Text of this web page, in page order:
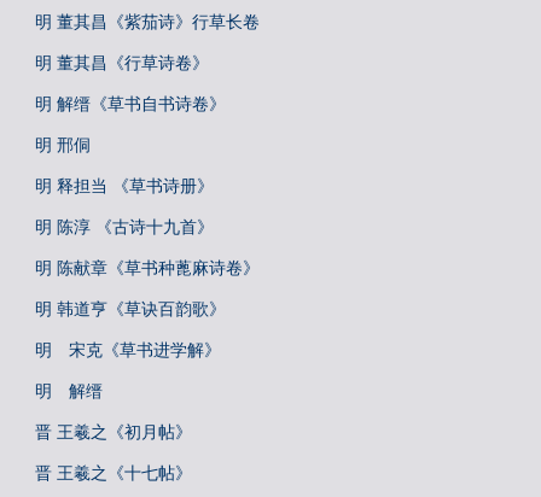
明 董其昌《紫茄诗》行草长卷
明 董其昌《行草诗卷》
明 解缙《草书自书诗卷》
明 邢侗
明 释担当 《草书诗册》
明 陈淳 《古诗十九首》
明 陈献章《草书种蓖麻诗卷》
明 韩道亨《草诀百韵歌》
明 宋克《草书进学解》
明 解缙
晋 王羲之《初月帖》
晋 王羲之《十七帖》